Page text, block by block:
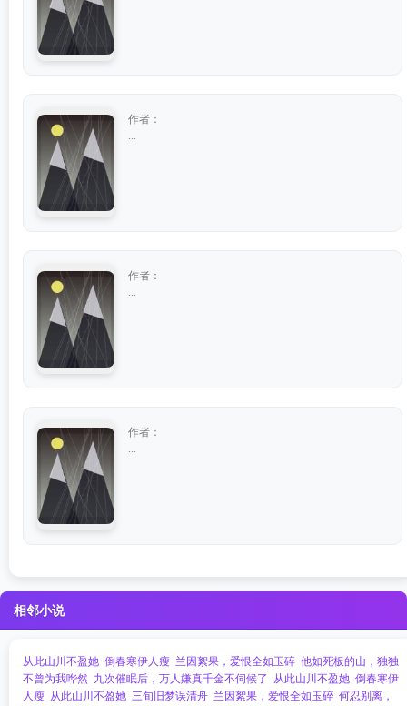
作者：
作者：
作者：
相邻小说
从此山川不盈她 倒春寒伊人瘦 兰因絮果，爱恨全如玉碎 他如死板的山，独独
不曾为我哗然 九次催眠后，万人嫌真千金不伺候了 从此山川不盈她 倒春寒伊
人瘦 从此山川不盈她 三旬旧梦误清舟 兰因絮果，爱恨全如玉碎 何忍别离，